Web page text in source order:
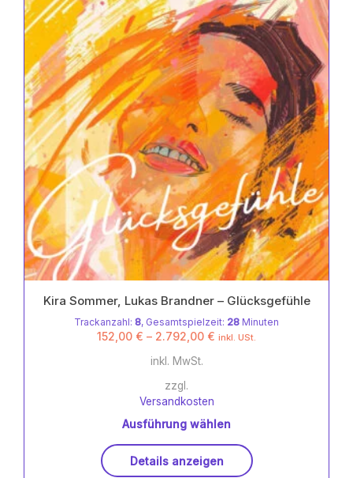
Kira Sommer, Lukas Brandner – Glücksgefühle
Trackanzahl: 8, Gesamtspielzeit: 28 Minuten
152,00 € – 2.792,00 € inkl. USt.
inkl. MwSt.
zzgl.
Versandkosten
Ausführung wählen
Produkt
Details anzeigen